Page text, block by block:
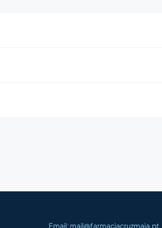
Email: mail@farmaciacruzmaia.pt